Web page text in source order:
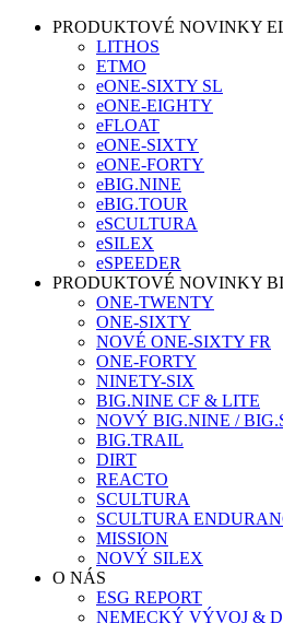
PRODUKTOVÉ NOVINKY
LITHOS
ETMO
eONE-SIXTY SL
eONE-EIGHTY
eFLOAT
eONE-SIXTY
eONE-FORTY
eBIG.NINE
eBIG.TOUR
eSCULTURA
eSILEX
eSPEEDER
PRODUKTOVÉ NOVINKY
ONE-TWENTY
ONE-SIXTY
NOVÉ ONE-SIXTY FR
ONE-FORTY
NINETY-SIX
BIG.NINE CF & LITE
NOVÝ BIG.NINE /
BIG.TRAIL
DIRT
REACTO
SCULTURA
SCULTURA
MISSION
NOVÝ SILEX
O NÁS
ESG REPORT
NEMECKÝ VÝVOJ &